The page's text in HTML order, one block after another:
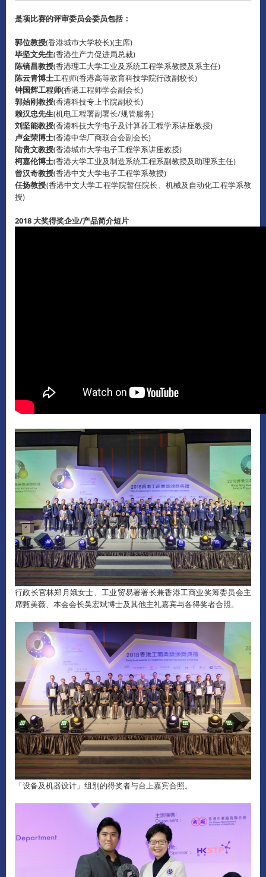
是项比赛的评审委员会委员包括：
郭位教授(香港城巿大学校长)(主席)
毕坚文先生(香港生产力促进局总裁)
陈镜昌教授(香港理工大学工业及系统工程学系教授及系主任)
陈云青博士工程师(香港高等教育科技学院行政副校长)
钟国辉工程师(香港工程师学会副会长)
郭始刚教授(香港科技专上书院副校长)
赖汉忠先生(机电工程署副署长/规管服务)
刘坚能教授(香港科技大学电子及计算器工程学系讲座教授)
卢金荣博士(香港中华厂商联合会副会长)
陆贵文教授(香港城市大学电子工程学系讲座教授)
柯嘉伦博士(香港大学工业及制造系统工程系副教授及助理系主任)
曾汉奇教授(香港中文大学电子工程学系教授)
任扬教授(香港中文大学工程学院暂任院长、机械及自动化工程学系教
授)
2018 大奖得奖企业/产品简介短片
行政长官林郑月娥女士、工业贸易署署长兼香港工商业奖筹委员会主
席甄美薇、本会会长吴宏斌博士及其他主礼嘉宾与各得奖者合照。
「设备及机器设计」组别的得奖者与台上嘉宾合照。